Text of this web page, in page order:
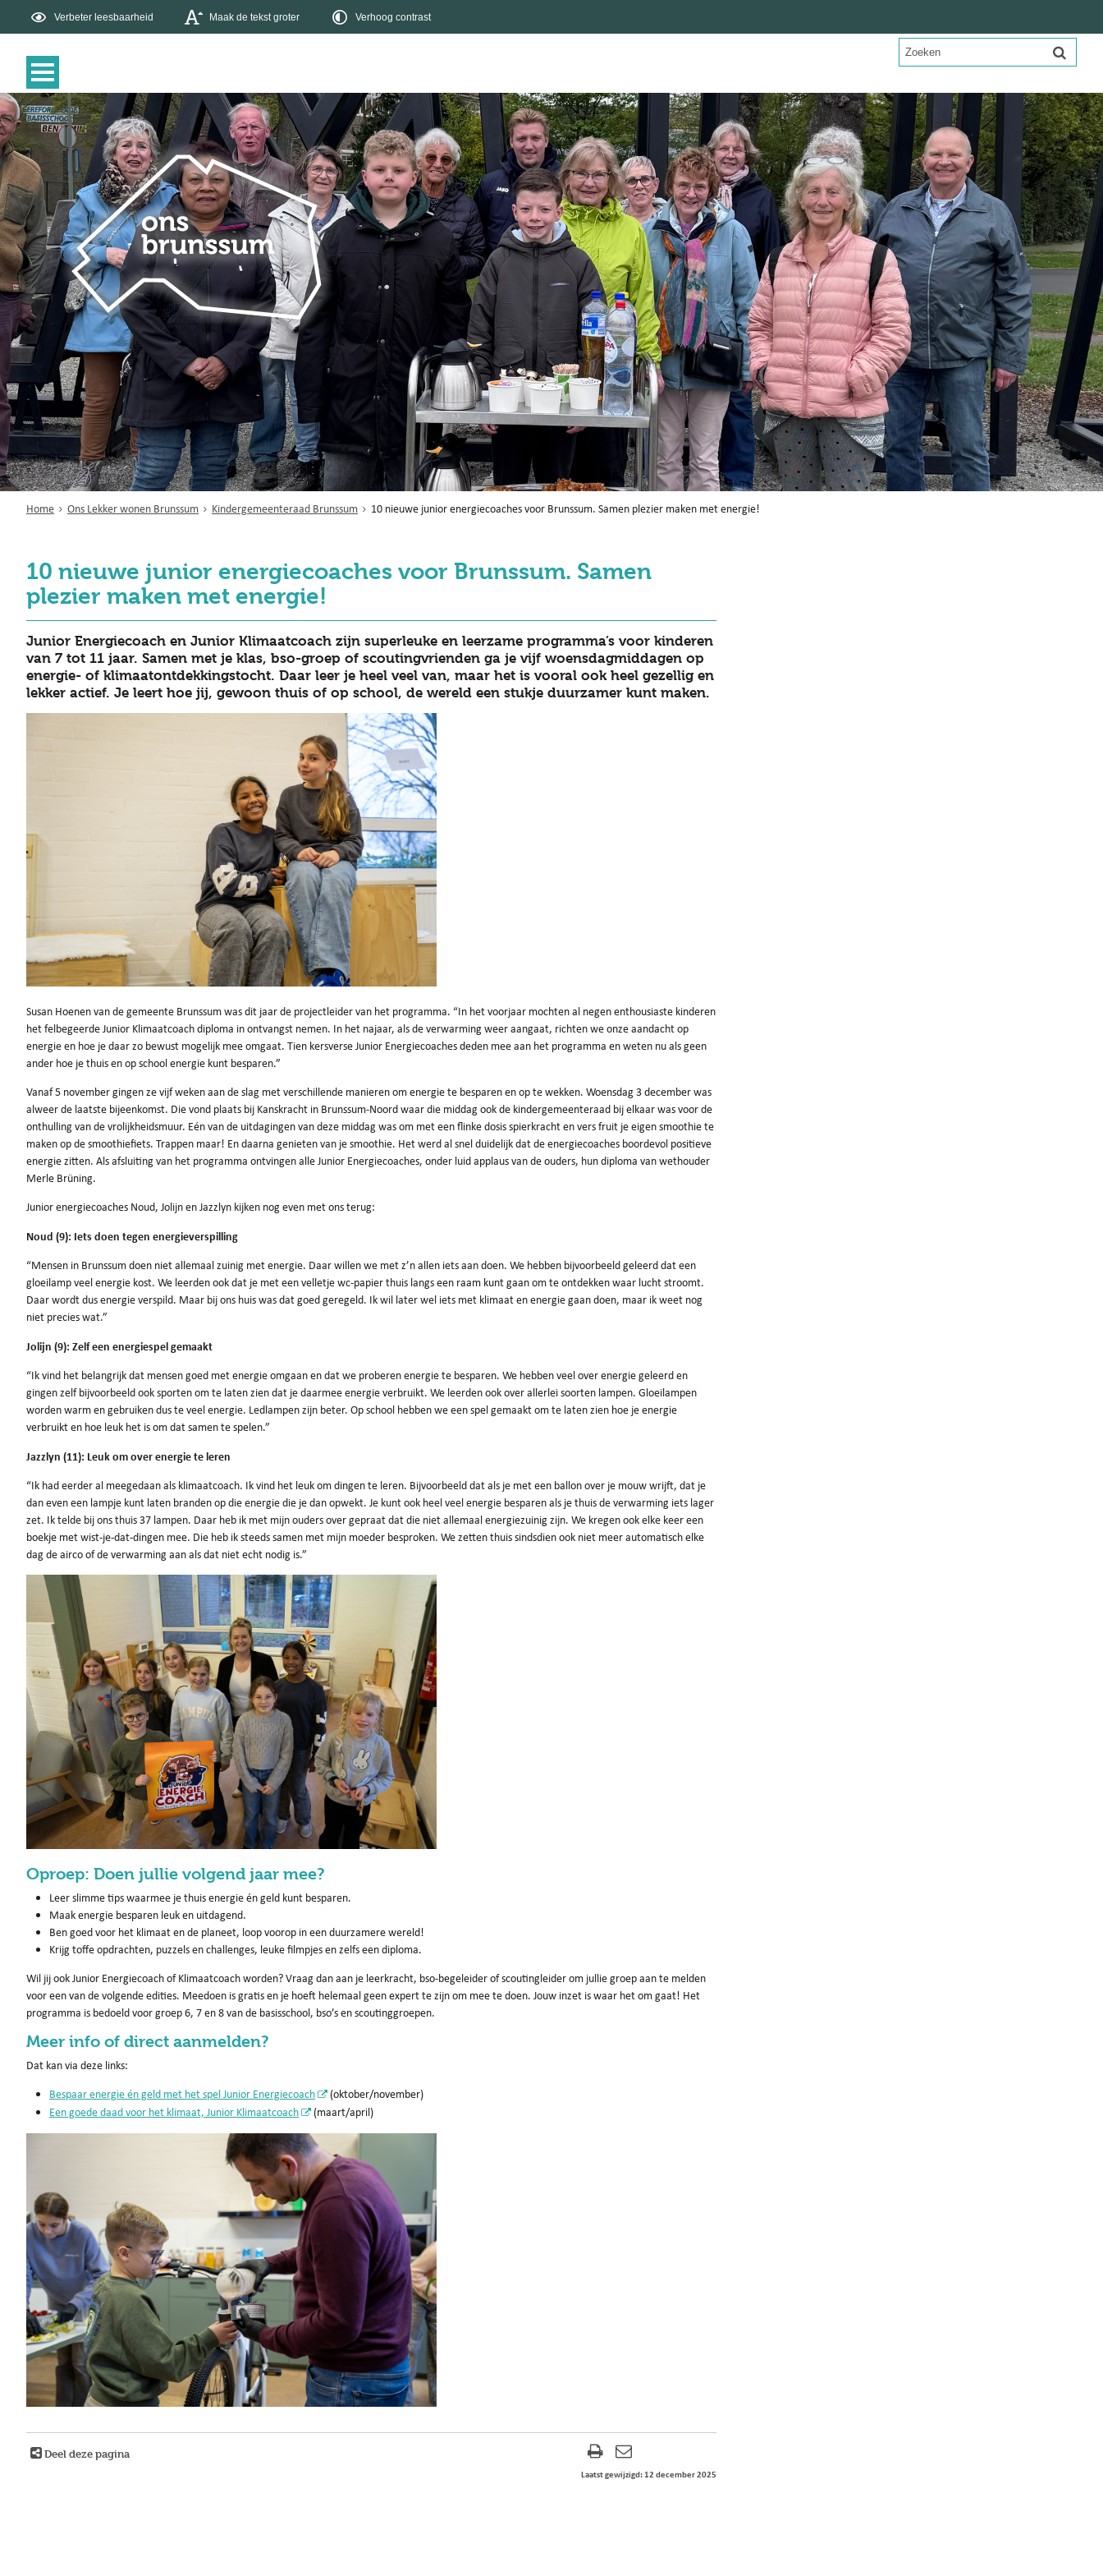
Verbeter leesbaarheid Maak de tekst groter Verhoog contrast
Home Ons Lekker wonen Brunssum Kindergemeenteraad Brunssum 10 nieuwe junior energiecoaches voor Brunssum. Samen plezier maken met energie!
10 nieuwe junior energiecoaches voor Brunssum. Samen
plezier maken met energie!
Junior Energiecoach en Junior Klimaatcoach zijn superleuke en leerzame programma’s voor kinderen
van 7 tot 11 jaar. Samen met je klas, bso-groep of scoutingvrienden ga je vijf woensdagmiddagen op
energie- of klimaatontdekkingstocht. Daar leer je heel veel van, maar het is vooral ook heel gezellig en
lekker actief. Je leert hoe jij, gewoon thuis of op school, de wereld een stukje duurzamer kunt maken.
Susan Hoenen van de gemeente Brunssum was dit jaar de projectleider van het programma. “In het voorjaar mochten al negen enthousiaste kinderen
het felbegeerde Junior Klimaatcoach diploma in ontvangst nemen. In het najaar, als de verwarming weer aangaat, richten we onze aandacht op
energie en hoe je daar zo bewust mogelijk mee omgaat. Tien kersverse Junior Energiecoaches deden mee aan het programma en weten nu als geen
ander hoe je thuis en op school energie kunt besparen.”
Vanaf 5 november gingen ze vijf weken aan de slag met verschillende manieren om energie te besparen en op te wekken. Woensdag 3 december was
alweer de laatste bijeenkomst. Die vond plaats bij Kanskracht in Brunssum-Noord waar die middag ook de kindergemeenteraad bij elkaar was voor de
onthulling van de vrolijkheidsmuur. Eén van de uitdagingen van deze middag was om met een flinke dosis spierkracht en vers fruit je eigen smoothie te
maken op de smoothiefiets. Trappen maar! En daarna genieten van je smoothie. Het werd al snel duidelijk dat de energiecoaches boordevol positieve
energie zitten. Als afsluiting van het programma ontvingen alle Junior Energiecoaches, onder luid applaus van de ouders, hun diploma van wethouder
Merle Brüning.
Junior energiecoaches Noud, Jolijn en Jazzlyn kijken nog even met ons terug:
Noud (9): Iets doen tegen energieverspilling
“Mensen in Brunssum doen niet allemaal zuinig met energie. Daar willen we met z’n allen iets aan doen. We hebben bijvoorbeeld geleerd dat een
gloeilamp veel energie kost. We leerden ook dat je met een velletje wc-papier thuis langs een raam kunt gaan om te ontdekken waar lucht stroomt.
Daar wordt dus energie verspild. Maar bij ons huis was dat goed geregeld. Ik wil later wel iets met klimaat en energie gaan doen, maar ik weet nog
niet precies wat.”
Jolijn (9): Zelf een energiespel gemaakt
“Ik vind het belangrijk dat mensen goed met energie omgaan en dat we proberen energie te besparen. We hebben veel over energie geleerd en
gingen zelf bijvoorbeeld ook sporten om te laten zien dat je daarmee energie verbruikt. We leerden ook over allerlei soorten lampen. Gloeilampen
worden warm en gebruiken dus te veel energie. Ledlampen zijn beter. Op school hebben we een spel gemaakt om te laten zien hoe je energie
verbruikt en hoe leuk het is om dat samen te spelen.”
Jazzlyn (11): Leuk om over energie te leren
“Ik had eerder al meegedaan als klimaatcoach. Ik vind het leuk om dingen te leren. Bijvoorbeeld dat als je met een ballon over je mouw wrijft, dat je
dan even een lampje kunt laten branden op die energie die je dan opwekt. Je kunt ook heel veel energie besparen als je thuis de verwarming iets lager
zet. Ik telde bij ons thuis 37 lampen. Daar heb ik met mijn ouders over gepraat dat die niet allemaal energiezuinig zijn. We kregen ook elke keer een
boekje met wist-je-dat-dingen mee. Die heb ik steeds samen met mijn moeder besproken. We zetten thuis sindsdien ook niet meer automatisch elke
dag de airco of de verwarming aan als dat niet echt nodig is.”
Oproep: Doen jullie volgend jaar mee?
Leer slimme tips waarmee je thuis energie én geld kunt besparen.
Maak energie besparen leuk en uitdagend.
Ben goed voor het klimaat en de planeet, loop voorop in een duurzamere wereld!
Krijg toffe opdrachten, puzzels en challenges, leuke filmpjes en zelfs een diploma.
Wil jij ook Junior Energiecoach of Klimaatcoach worden? Vraag dan aan je leerkracht, bso-begeleider of scoutingleider om jullie groep aan te melden
voor een van de volgende edities. Meedoen is gratis en je hoeft helemaal geen expert te zijn om mee te doen. Jouw inzet is waar het om gaat! Het
programma is bedoeld voor groep 6, 7 en 8 van de basisschool, bso’s en scoutinggroepen.
Meer info of direct aanmelden?
Dat kan via deze links:
Bespaar energie én geld met het spel Junior Energiecoach
(oktober/november)
Een goede daad voor het klimaat, Junior Klimaatcoach
(maart/april)
Deel deze pagina
Laatst gewijzigd: 12 december 2025